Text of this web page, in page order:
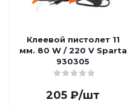
Клеевой пистолет 11
мм. 80 W / 220 V Sparta
930305
205 ₽/шт